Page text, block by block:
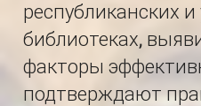
республиканских
библиотеках,
факторы
подтверждают